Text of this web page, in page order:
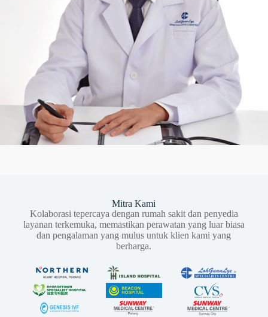
Mitra Kami
Kolaborasi tepercaya dengan rumah sakit dan penyedia
layanan terkemuka, memastikan perawatan yang luar biasa
dan pengalaman yang mulus untuk klien kami yang
berharga.